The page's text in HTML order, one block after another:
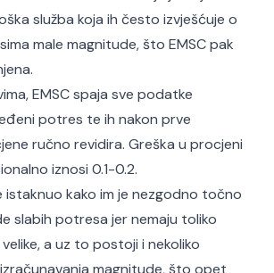
služba koja ih često izvješćuje o
male magnitude, što EMSC pak
EMSC spaja sve podatke
potres te ih nakon prve
ručno revidira. Greška u procjeni
iznosi 0.1-0.2.
istaknuo kako im je nezgodno točno
slabih potresa jer nemaju toliko
a uz to postoji i nekoliko
magnitude, što opet